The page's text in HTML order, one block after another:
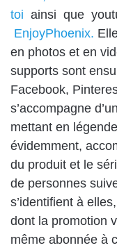
toi ainsi que
EnjoyPhoenix.
en photos et en
supports sont
Facebook,
s’accompagne
mettant en
évidemment,
du produit et le
de personnes
s’identifient à
dont la promotion
même abonnée à